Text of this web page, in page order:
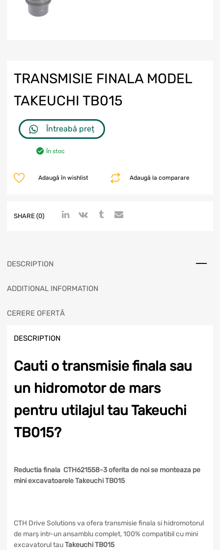
TRANSMISIE FINALA MODEL
TAKEUCHI TB015
Întreabă preț
În stoc
Adaugă la comparare
Adaugă în wishlist
SHARE (0)
DESCRIPTION
ADDITIONAL INFORMATION
CERERE OFERTĂ
DESCRIPTION
Cauti o transmisie finala sau
un hidromotor de mars
pentru utilajul tau Takeuchi
TB015?
Reductia finala CTH621558-3 oferita de noi se monteaza pe
mini excavatoarele Takeuchi TB015
CTH Drive Solutions va ofera transmisie finala si hidromotorul
de marș intr-un ansamblu complet, 100% compatibil cu mini
excavatorul tauTakeuchi TB015